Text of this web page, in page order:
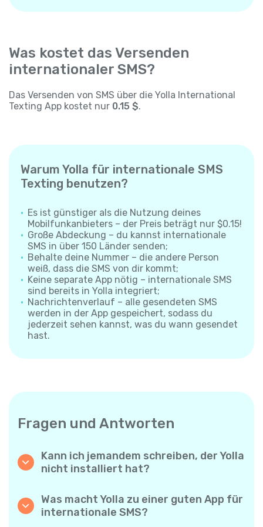
Was kostet das Versenden
internationaler SMS?
Das Versenden von SMS über die Yolla International
Texting App kostet nur 0.15 $.
Warum Yolla für internationale SMS
Texting benutzen?
Es ist günstiger als die Nutzung deines
Mobilfunkanbieters – der Preis beträgt nur $0.15!
Große Abdeckung – du kannst internationale
SMS in über 150 Länder senden;
Behalte deine Nummer – die andere Person
weiß, dass die SMS von dir kommt;
Keine separate App nötig – internationale SMS
sind bereits in Yolla integriert;
Nachrichtenverlauf – alle gesendeten SMS
werden in der App gespeichert, sodass du
jederzeit sehen kannst, was du wann gesendet
hast.
Fragen und Antworten
Kann ich jemandem schreiben, der Yolla
nicht installiert hat?
Mobilnummer des Empfängers – die andere
Person muss nichts installieren und braucht
Was macht Yolla zu einer guten App für
internationale SMS?